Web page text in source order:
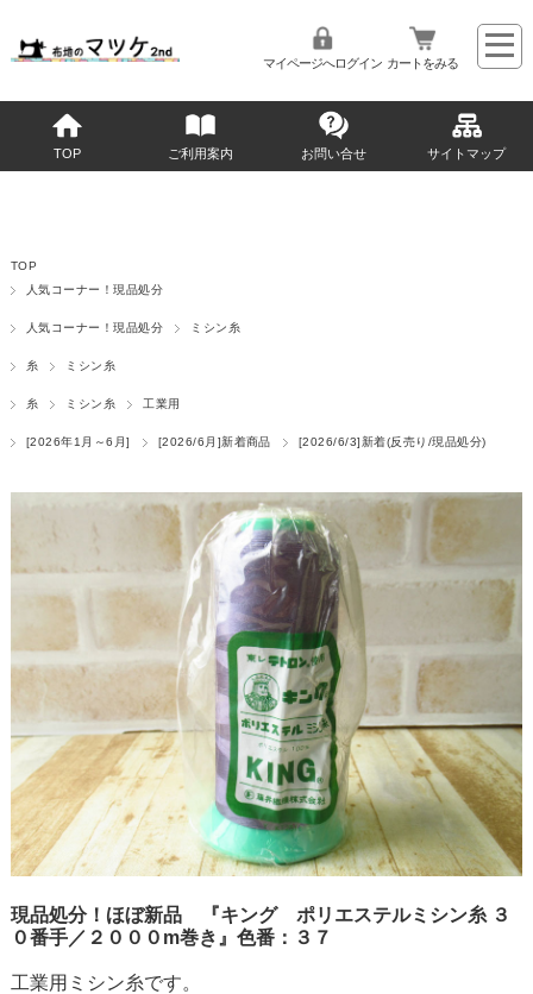
マイページへログイン カートをみる
TOP ご利用案内 お問い合せ サイトマップ
TOP
人気コーナー！現品処分
人気コーナー！現品処分 ミシン糸
糸 ミシン糸
糸 ミシン糸 工業用
[2026年1月～6月] [2026/6月]新着商品 [2026/6/3]新着(反売り/現品処分)
現品処分！ほぼ新品 『キング ポリエステルミシン糸 ３
０番手／２０００m巻き』色番：３７
工業用ミシン糸です。